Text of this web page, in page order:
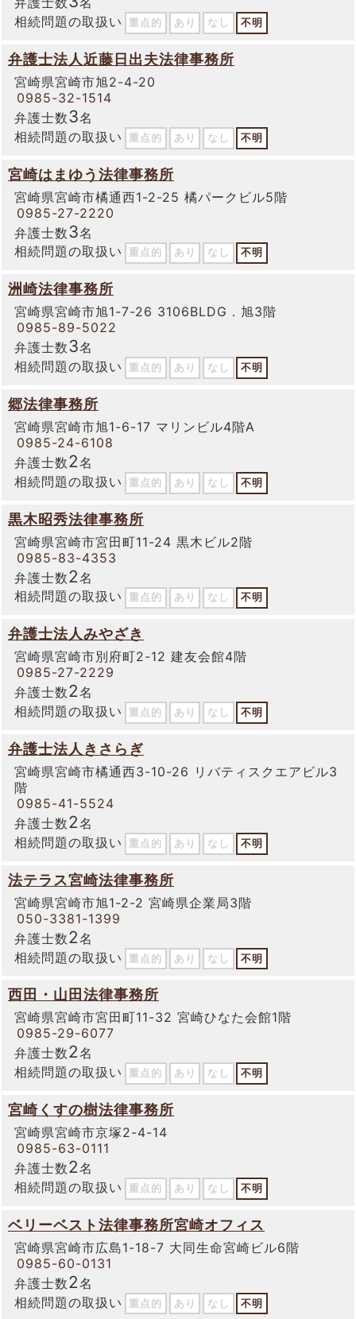
相続問題の取扱い
重点的 あり なし 不明
弁護士法人近藤日出夫法律事務所
宮崎県宮崎市旭2-4-20
0985-32-1514
弁護士数3名
相続問題の取扱い
重点的 あり なし 不明
宮崎はまゆう法律事務所
宮崎県宮崎市橘通西1-2-25 橘パークビル5階
0985-27-2220
弁護士数3名
相続問題の取扱い
重点的 あり なし 不明
洲崎法律事務所
宮崎県宮崎市旭1-7-26 3106BLDG．旭3階
0985-89-5022
弁護士数3名
相続問題の取扱い
重点的 あり なし 不明
郷法律事務所
宮崎県宮崎市旭1-6-17 マリンビル4階A
0985-24-6108
弁護士数2名
相続問題の取扱い
重点的 あり なし 不明
黒木昭秀法律事務所
宮崎県宮崎市宮田町11-24 黒木ビル2階
0985-83-4353
弁護士数2名
相続問題の取扱い
重点的 あり なし 不明
弁護士法人みやざき
宮崎県宮崎市別府町2-12 建友会館4階
0985-27-2229
弁護士数2名
相続問題の取扱い
重点的 あり なし 不明
弁護士法人きさらぎ
宮崎県宮崎市橘通西3-10-26 リバティスクエアビル3
階
0985-41-5524
弁護士数2名
相続問題の取扱い
重点的 あり なし 不明
法テラス宮崎法律事務所
宮崎県宮崎市旭1-2-2 宮崎県企業局3階
050-3381-1399
弁護士数2名
相続問題の取扱い
重点的 あり なし 不明
西田・山田法律事務所
宮崎県宮崎市宮田町11-32 宮崎ひなた会館1階
0985-29-6077
弁護士数2名
相続問題の取扱い
重点的 あり なし 不明
宮崎くすの樹法律事務所
宮崎県宮崎市京塚2-4-14
0985-63-0111
弁護士数2名
相続問題の取扱い
重点的 あり なし 不明
ベリーベスト法律事務所宮崎オフィス
宮崎県宮崎市広島1-18-7 大同生命宮崎ビル6階
0985-60-0131
弁護士数2名
相続問題の取扱い
重点的 あり なし 不明